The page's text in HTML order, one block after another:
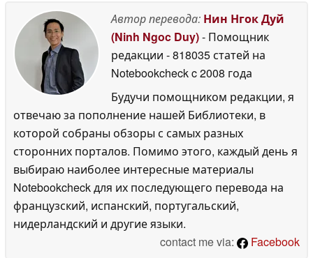
Автор перевода: Нин Нгок Дуй
(Ninh Ngoc Duy)- Помощник
редакции - 818035 статей на
Notebookcheckc 2008 года
Будучи помощником редакции, я
отвечаю за пополнение нашей Библиотеки, в
которой собраны обзоры с самых разных
сторонних порталов. Помимо этого, каждый день я
выбираю наиболее интересные материалы
Notebookcheck для их последующего перевода на
французский, испанский, португальский,
нидерландский и другие языки.
contact me via:
Facebook